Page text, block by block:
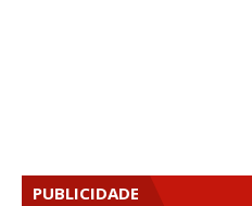
PUBLICIDADE